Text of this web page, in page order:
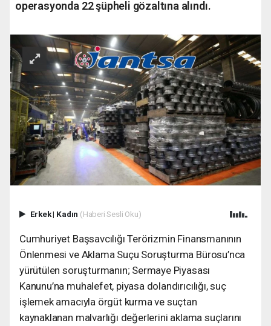
operasyonda 22 şüpheli gözaltına alındı.
Erkek| Kadın (Haberi Sesli Oku)
Cumhuriyet Başsavcılığı Terörizmin Finansmanının
Önlenmesi ve Aklama Suçu Soruşturma Bürosu’nca
yürütülen soruşturmanın; Sermaye Piyasası
Kanunu’na muhalefet, piyasa dolandırıcılığı, suç
işlemek amacıyla örgüt kurma ve suçtan
kaynaklanan malvarlığı değerlerini aklama suçlarını